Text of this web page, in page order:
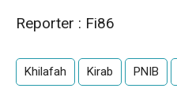
Reporter : Fi86
Khilafah Kirab PNIB